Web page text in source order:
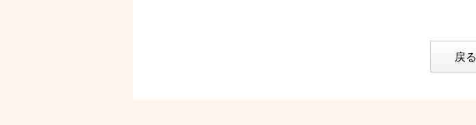
戻る